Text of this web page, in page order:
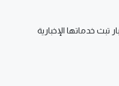
تبث خدماتها الإخبارية